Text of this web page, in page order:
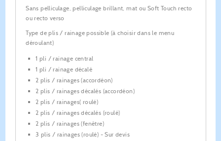
Sans pelliculage, pelliculage brillant, mat ou Soft Touch recto
ou recto verso
Type de plis / rainage possible (à choisir dans le menu
déroulant)
1 pli / rainage central
1 pli / rainage décalé
2 plis / rainages (accordéon)
2 plis / rainages décalés (accordéon)
2 plis / rainages( roulé)
2 plis / rainages décalés (roulé)
2 plis / rainages (fenêtre)
3 plis / rainages (roulé) - Sur devis